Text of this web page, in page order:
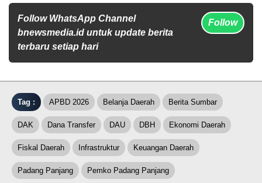
Follow WhatsApp Channel
bnewsmedia.id untuk update berita
terbaru setiap hari
Follow
Tag : APBD 2026 Belanja Daerah Berita Sumbar
DAK Dana Transfer DAU DBH Ekonomi Daerah
Fiskal Daerah Infrastruktur Keuangan Daerah
Padang Panjang Pemko Padang Panjang